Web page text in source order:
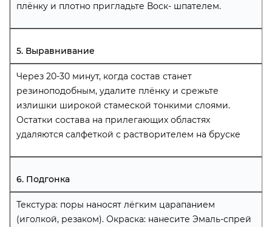
плёнку и плотно пригладьте Воск- шпателем.
5. Выравнивание
Через 20-30 минут, когда состав станет
резиноподобным, удалите плёнку и срежьте
излишки широкой стамеской тонкими слоями.
Остатки состава на прилегающих областях
удаляются салфеткой с растворителем на бруске
6. Подгонка
Текстура: поры наносят лёгким царапанием
(иголкой, резаком). Окраска: нанесите Эмаль-спрей